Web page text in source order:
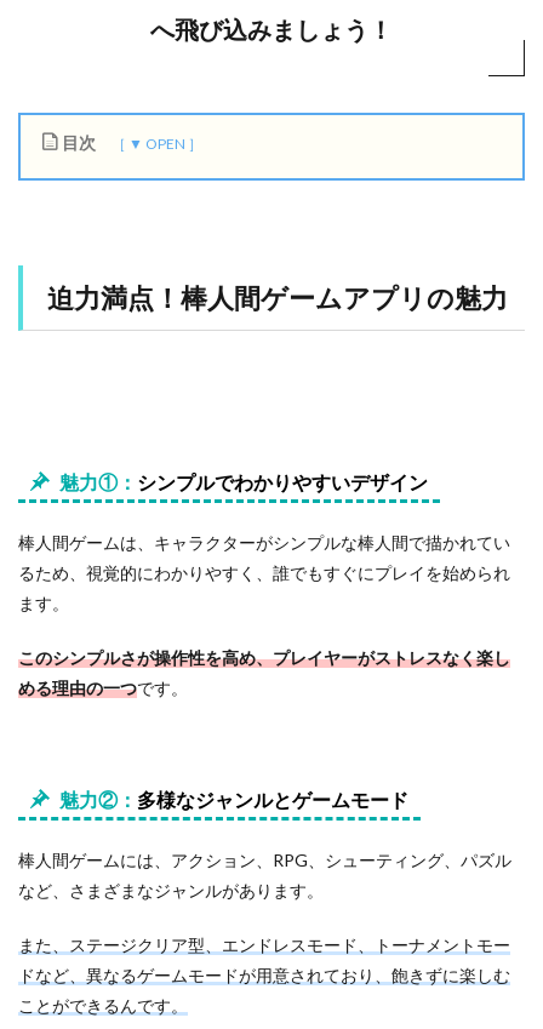
へ飛び込みましょう！
目次
点
！
棒
プ
リ
魅
【
無
料
お
す
め
の
間
ー
ム
迫力満点！棒人間ゲームアプリの魅力
魅力①： シンプルでわかりやすいデザイン
棒人間ゲームは、キャラクターがシンプルな棒人間で描かれてい
るため、視覚的にわかりやすく、誰でもすぐにプレイを始められ
ます。
このシンプルさが操作性を高め、プレイヤーがストレスなく楽し
める理由の一つです。
魅力②： 多様なジャンルとゲームモード
棒人間ゲームには、アクション、RPG、シューティング、パズル
など、さまざまなジャンルがあります。
また、ステージクリア型、エンドレスモード、トーナメントモー
ドなど、異なるゲームモードが用意されており、飽きずに楽しむ
ことができるんです。